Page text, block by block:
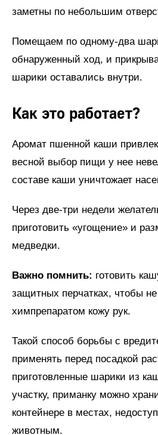
заметны по небольшим
Помещаем по одному-два
обнаруженный ход, и
шарики оставались внутри.
Как это работает?
Аромат пшенной каши
весной выбор пищи у нее
составе каши уничтожает
Через две-три недели
приготовить «угощение» и
медведки.
Важно помнить: готовить
защитных перчатках, чтобы
химпрепаратом кожу рук.
Такой способ борьбы с
применять перед посадкой
приготовленные шарики из
участку, приманку можно
контейнере в местах,
животным.